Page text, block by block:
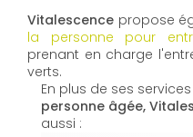
Vitalescence propose
la personne pour
prenant en charge
verts.
En plus de ses services
personne âgée,
aussi :